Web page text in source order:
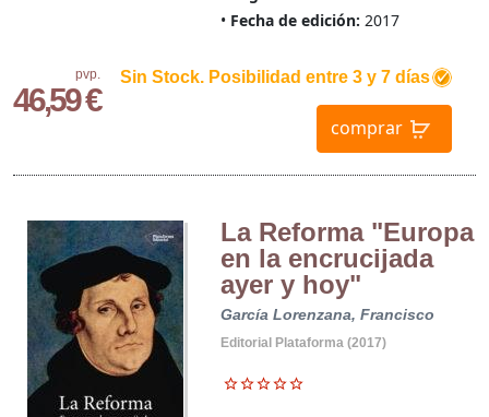
Fecha de edición: 2017
pvp.
46,59 €
Sin Stock. Posibilidad entre 3 y 7 días
comprar
La Reforma "Europa
en la encrucijada
ayer y hoy"
García Lorenzana, Francisco
Editorial Plataforma (2017)